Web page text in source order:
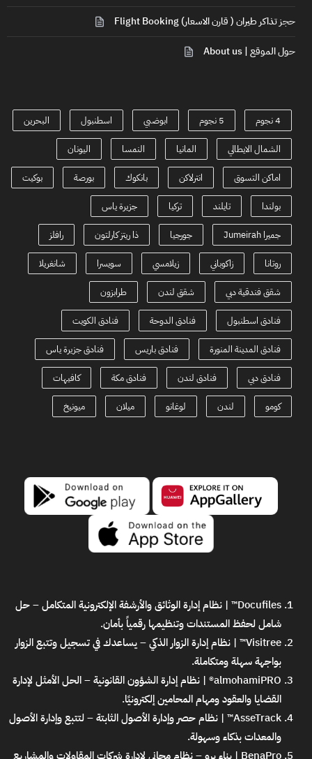
حجز تذاكر طيران ( قارن الاسعار) Flight Booking
حول الموقع | About us
4 نجوم 5 نجوم ابوضبي اسطنبول البحرين
الشمال الايطالي المانيا النمسا اليونان
اماكن التسوق انترلاكن بانكوك بورصة بوكيت
بولندا تايلند تركيا جزيرة ياس
جميرا Jumeirah جورجيا ذا ريتز كارلتون رافلز
روتانا زاكوباني زيلامسي سويسرا شانغريلا
شقق فندقية دبي شقق لندن طرابزون
فنادق اسطنبول فنادق الدوحة فنادق الكويت
فنادق المدينة المنورة فنادق باريس فنادق جزيرة ياس
فنادق دبي فنادق لندن فنادق مكة كافيهات
كومو لندن لوغانو ميلان ميونيخ
Docufiles™ | نظام إدارة الوثائق والأرشفة الإلكترونية المتكامل
– حل
شامل لحفظ المستندات وتنظيمها رقمياً بأمان.
Visitree™ | نظام إدارة الزوار الذكي
– يساعدك في تسجيل وتتبع الزوار
بواجهة سهلة ومتكاملة.
almohamiPRO® | نظام إدارة الشؤون القانونية
– الحل الأمثل لإدارة
القضايا والعقود ومهام المحامين إلكترونيًا.
AsseTrack™ | نظام حصر وإدارة الأصول الثابتة
– لتتبع وإدارة الأصول
والمعدات بذكاء وسهولة.
BenaPro | بناء برو – نظام مجاني لإدارة شركات المقاولات والمشاريع